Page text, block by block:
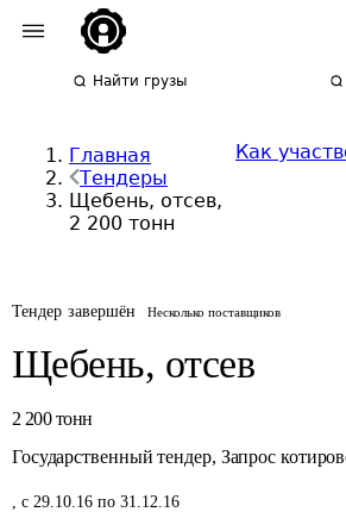
Найти грузы
Главная
Тендеры
Щебень, отсев,
2 200 тонн
Как
Тендер завершён Несколько поставщиков
Щебень, отсев
2 200 тонн
Государственный тендер, Запрос
, с 29.10.16 по 31.12.16